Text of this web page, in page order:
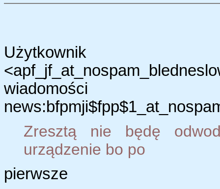
wiadomości
Zresztą nie będę
urządzenie bo po
pierwsze